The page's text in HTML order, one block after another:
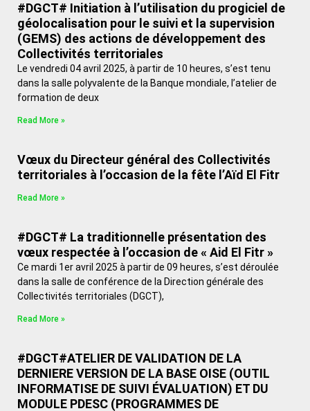
#DGCT# Initiation à l’utilisation du progiciel de
géolocalisation pour le suivi et la supervision
(GEMS) des actions de développement des
Collectivités territoriales
Le vendredi 04 avril 2025, à partir de 10 heures, s’est tenu
dans la salle polyvalente de la Banque mondiale, l’atelier de
formation de deux
Read More »
Vœux du Directeur général des Collectivités
territoriales à l’occasion de la fête l’Aïd El Fitr
Read More »
#DGCT# La traditionnelle présentation des
vœux respectée à l’occasion de « Aid El Fitr »
Ce mardi 1er avril 2025 à partir de 09 heures, s’est déroulée
dans la salle de conférence de la Direction générale des
Collectivités territoriales (DGCT),
Read More »
#DGCT#ATELIER DE VALIDATION DE LA
DERNIERE VERSION DE LA BASE OISE (OUTIL
INFORMATISE DE SUIVI ÉVALUATION) ET DU
MODULE PDESC (PROGRAMMES DE